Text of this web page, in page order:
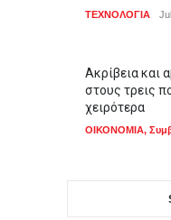
ΤΕΧΝΟΛΟΓΙΑ
Ακρίβεια και
στους τρεις
χειρότερα
ΟΙΚΟΝΟΜΙΑ,